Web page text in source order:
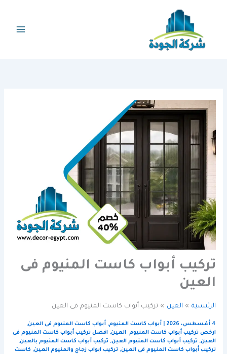
تركيب أبواب كاست المنيوم فى
العين
الرئيسية العين تركيب أبواب كاست المنيوم فى العين
4 أغسطس، 2026 |أبواب كاست المنيوم,أبواب كاست المنيوم فى العين,
ارخص تركيب أبواب كاست المنيوم العين,افضل تركيب أبواب كاست المنيوم فى
العين,تركيب أبواب كاست المنيوم العين,تركيب أبواب كاست المنيوم بالعين,
تركيب أبواب كاست المنيوم فى العين,تركيب ابواب زجاج والمنيوم العين,كاست